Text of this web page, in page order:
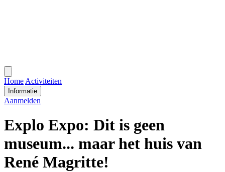
menu
Home Activiteiten
Informatie
Aanmelden
Explo Expo: Dit is geen
museum... maar het huis van
René Magritte!